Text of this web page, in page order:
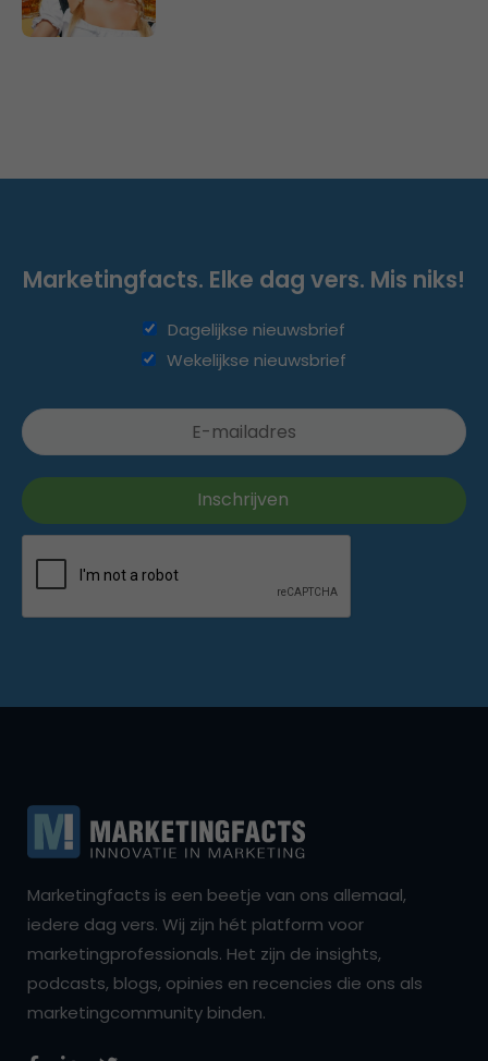
Marketingfacts. Elke dag vers. Mis niks!
Dagelijkse nieuwsbrief
Wekelijkse nieuwsbrief
Marketingfacts is een beetje van ons allemaal,
iedere dag vers. Wij zijn hét platform voor
marketingprofessionals. Het zijn de insights,
podcasts, blogs, opinies en recencies die ons als
marketingcommunity binden.